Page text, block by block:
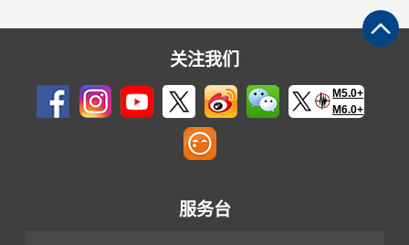
关注我们
M5.0+
M6.0+
服务台